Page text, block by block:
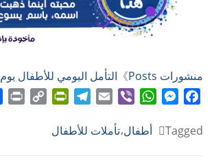
منشورات Posts 》 التأمل اليومي للأطفال يوم 30
Tagged
أطفال،تأملات للأطفال